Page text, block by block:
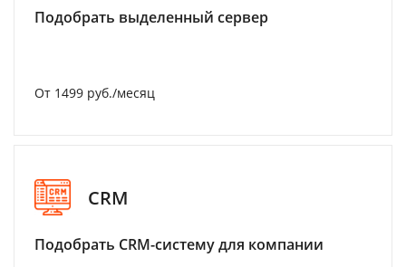
Подобрать выделенный сервер
От 1499 руб./месяц
CRM
Подобрать CRM-систему для компании